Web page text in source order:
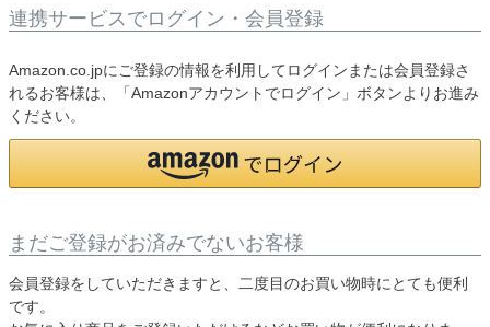
連携サービスでログイン・会員登録
Amazon.co.jpにご登録の情報を利用してログインまたは会員登録さ
れるお客様は、「Amazonアカウントでログイン」ボタンよりお進み
ください。
まだご登録がお済みでないお客様
会員登録をしていただきますと、二度目のお買い物時にとても便利
です。